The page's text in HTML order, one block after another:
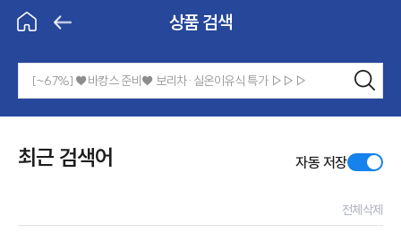
BeBecook
상품 검색
기
기
최근 검색어 자동 저장
전체삭제